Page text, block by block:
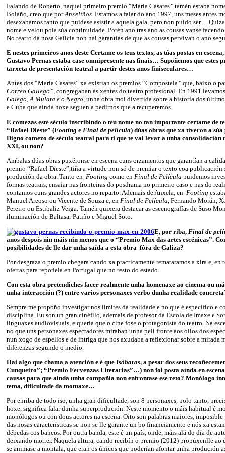
Falando de Roberto, naquel primeiro premio “María Casares” tamén estaba
Bolaño, creo que porAnxeliños. Estamos a falar do ano 1997, uns meses antes
desexabamos tanto que puidese asistir a aquela gala, pero non puido ser…
nome e velou pola súa continuidade. Porén ano tras ano as cousas vanse
No teatro da nosa Galicia non hai garantías de que as cousas pervivan o ano
E nestes primeiros anos deste Certame os teus textos, as túas postas en
Gustavo Pernas estaba case omnipresente nas finais… Supoñemos que estes
tarxeta de presentación teatral a partir destes anos finiseculares…
Antes dos “María Casares” xa existían os premios “Compostela ” que, baixo o
Correo Gallego” , congregaban ás xentes do teatro profesional. En 1991
Galego, A Mulata e o Negro, unha obra moi divertida sobre a historia dos
e Cuba que aínda hoxe seguen a pedirnos que a recuperemos.
E comezas este século inscribindo o teu nome no tan importante certame de
“Rafael Dieste” (Footing e Final de película) dúas obras que xa tiveron a
Digno comezo de século teatral para ti que te vai levar a unha consolidación
XXI, ou non?
Ambalas dúas obras puxéronse en escena cuns orzamentos que garantían a
premio “Rafael Dieste”,tiña a virtude non só de premiar o texto coa publicación
produción da obra. Tanto en Footing como en Final de Película puidemos
formas teatrais, ensaiar nas fronteiras do posdrama no primeiro caso e nas do
contamos cuns grandes actores no reparto. Ademais de Anxela, en Footing
Manuel Areoso ou Vicente de Souza e, en Final de Película , Fernando Morán,
Pereiro ou Estibaliz Veiga. Tamén quixera destacar as escenografías de Suso
iluminación de Baltasar Patiño e Miguel Soto.
E, por riba, Final de
anos despois nin máis nin menos que o “Premio Max das artes escénicas”.
posibilidades de lle dar unha saída a esta obra fóra de Galiza?
Por desgraza o premio chegara cando xa practicamente remataramos a xira e, en
ofertas para repoñela en Portugal que no resto do estado.
Con esta obra pretendiches facer realmente unha homenaxe ao cinema ou
unha interacción (?) entre varios personaxes verbo dunha realidade
Sempre me propoño investigar nos límites da realidade e no que é específico e
disciplina. Eu son un gran cinéfilo, ademais de profesor da Escola de Imaxe e
linguaxes audiovisuais, e quería que o cine fose o protagonista do teatro. Na
no que uns personaxes espectadores miraban unha peli fronte aos ollos dos
nun xogo de espellos e de intriga que nos axudaba a reflexionar sobre a mirada
diferenzas segundo o medio.
Hai algo que chama a atención e é que Isóbaras, a pesar dos seus
Cunqueiro”; “Premio Fervenzas Literarias”…) non foi posta aínda en
causas para que aínda unha compañía non enfrontase ese reto? Monólogo
tema, dificultade da montaxe…
Por enriba de todo iso, unha gran dificultade, son 8 personaxes, polo tanto,
hoxe, significa falar dunha superprodución. Neste momento o máis habitual é
monólogos ou con dous actores na escena. Oito son palabras maiores,
das nosas características se non se lle garante un bo financiamento e nós xa
débedas cos bancos. Por outra banda, este é un país, onde, máis alá do día de
deixando morrer. Naquela altura, cando recibín o premio (2012) propúxenlle ao
se animase a montala, que eran os únicos que poderían afontar unha produción